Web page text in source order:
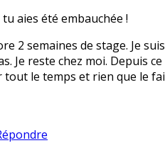
aies été embauchée !
2 semaines de stage. Je
Je reste chez moi. Depuis
le temps et rien que le